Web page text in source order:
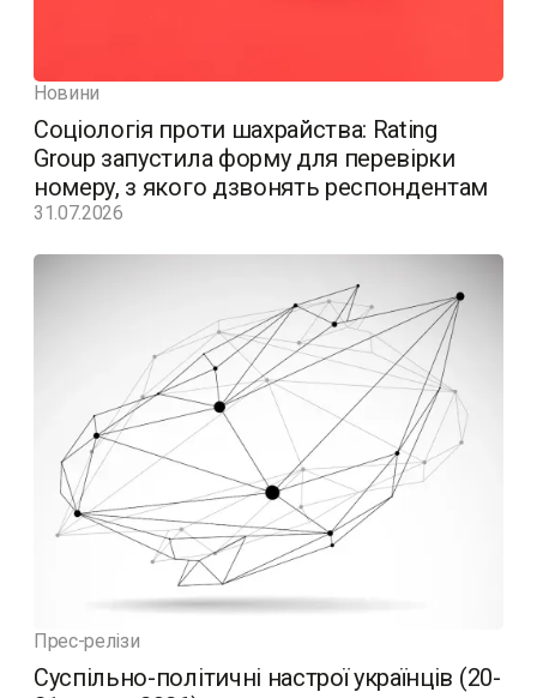
Новини
Соціологія проти шахрайства: Rating
Group запустила форму для перевірки
номеру, з якого дзвонять респондентам
31.07.2026
Прес-релізи
Суспільно-політичні настрої українців (20-